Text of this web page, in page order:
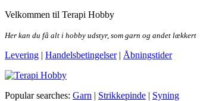
Skip
the
Velkommen til Terapi Hobby
Her kan du få alt i hobby udstyr, som garn og andet lækkert
Levering | Handelsbetingelser| Åbningstider
Terapi Hobby
Popular searches: Garn | Strikkepinde | Syning